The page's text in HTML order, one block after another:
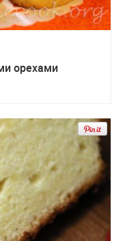
орехами